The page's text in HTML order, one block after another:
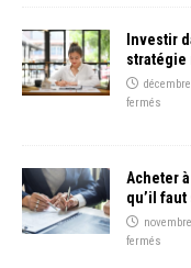
Investir
stratégie
fermés
Acheter
qu’il
fermés